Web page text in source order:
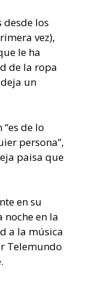
desde los
vez),
le ha
de la ropa
un
de lo
persona”,
paisa que
en su
noche en la
a la música
Telemundo